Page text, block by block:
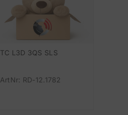
TC L3D 3QS SLS
ArtNr: RD-12.1782